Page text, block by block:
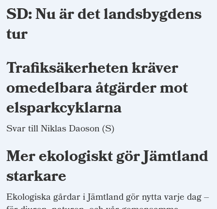
SD: Nu är det landsbygdens
tur
Trafiksäkerheten kräver
omedelbara åtgärder mot
elsparkcyklarna
Svar till Niklas Daoson (S)
Mer ekologiskt gör Jämtland
starkare
Ekologiska gårdar i Jämtland gör nytta varje dag –